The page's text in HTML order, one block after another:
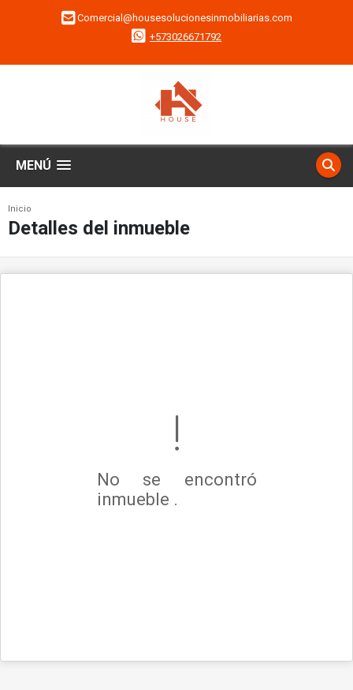
Comercial@housesolucionesinmobiliarias.com
+573026671792
MENÚ
Inicio
Detalles del inmueble
No se encontró
inmueble .